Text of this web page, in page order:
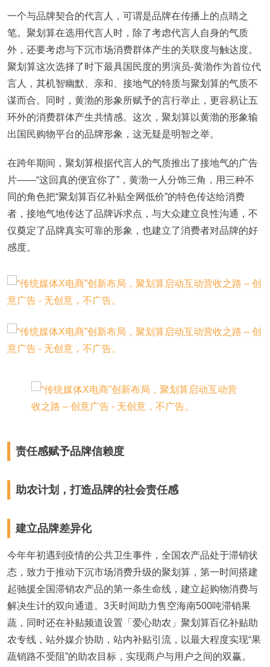
一个与品牌契合的代言人，可谓是品牌在传播上的点睛之
笔。聚划算在选用代言人时，除了考虑代言人自身的气质
外，还要考虑与下沉市场消费群体产生的关联度与触达度。
聚划算这次选择了时下最具国民度的男演员-黄渤作为首位代
言人，其机智幽默、亲和、接地气的特质与聚划算的气质不
谋而合。同时，黄渤的形象所赋予的言行举止，更容易让五
环外的消费群体产生共情感。这次，聚划算以黄渤的形象输
出国民购物平台的品牌形象，这无疑是明智之举。
在跨年期间，聚划算根据代言人的气质推出了接地气的广告
片——“这回真的便宜你了”，黄渤一人分饰三角，用三种不
同的角色把“聚划算百亿补贴全网低价”的特色传达给消费
者，接地气地传达了品牌诉求点，与大众建立良性沟通，不
仅奠定了品牌真实可靠的形象，也建立了消费者对品牌的好
感度。
责任感赋予品牌信赖度
助农计划，打造品牌的社会责任感
建立品牌差异化
今年年初遇到疫情的公共卫生事件，全国农产品处于滞销状
态，致力于推动下沉市场消费升级的聚划算，第一时间搭建
起驰援全国滞销农产品的第一条生命线，建立起购物消费与
解决生计的双向通道。3天时间助力售空海南500吨滞销果
蔬，同时还在补贴频道设置「爱心助农」聚划算百亿补贴助
农专线，站外媒介协助，站内补贴引流，以最大程度实现“果
蔬销路不受阻”的助农目标，实现商户与用户之间的双赢。